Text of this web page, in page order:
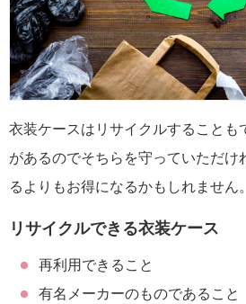
衣装ケースはリサイクルすることも
があるのでそちらを守っていただけ
るよりもお得になるかもしれません。
リサイクルできる衣装ケース
再利用できること
有名メーカーのものであること